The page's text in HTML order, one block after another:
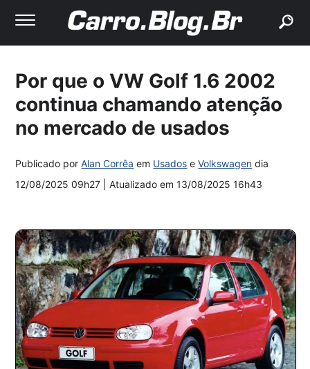
Por que o VW Golf 1.6 2002
continua chamando atenção
no mercado de usados
Publicado porAlan Corrêa em Usados eVolkswagen dia
12/08/2025 09h27
| Atualizado em13/08/2025 16h43